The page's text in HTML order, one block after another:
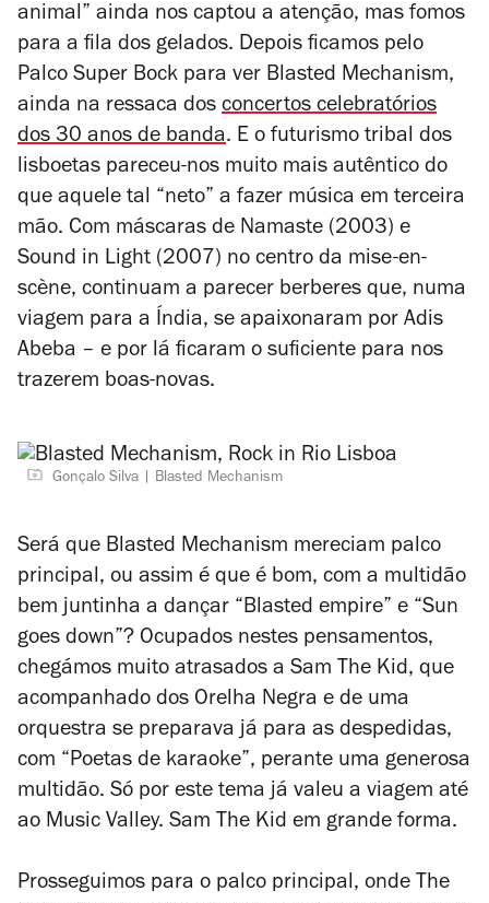
animal” ainda nos captou a atenção, mas fomos
para a fila dos gelados. Depois ficamos pelo
Palco Super Bock para ver Blasted Mechanism,
ainda na ressaca dos concertos celebratórios
dos 30 anos de banda. E o futurismo tribal dos
lisboetas pareceu-nos muito mais autêntico do
que aquele tal “neto” a fazer música em terceira
mão. Com máscaras de Namaste (2003) e
Sound in Light (2007) no centro da mise-en-
scène, continuam a parecer berberes que, numa
viagem para a Índia, se apaixonaram por Adis
Abeba – e por lá ficaram o suficiente para nos
trazerem boas-novas.
Gonçalo Silva Blasted Mechanism
Será que Blasted Mechanism mereciam palco
principal, ou assim é que é bom, com a multidão
bem juntinha a dançar “Blasted empire” e “Sun
goes down”? Ocupados nestes pensamentos,
chegámos muito atrasados a Sam The Kid, que
acompanhado dos Orelha Negra e de uma
orquestra se preparava já para as despedidas,
com “Poetas de karaoke”, perante uma generosa
multidão. Só por este tema já valeu a viagem até
ao Music Valley. Sam The Kid em grande forma.
Prosseguimos para o palco principal, onde The